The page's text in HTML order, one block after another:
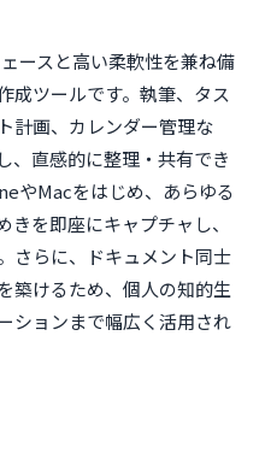
ースと高い柔軟性を兼ね備
成ツールです。執筆、タス
計画、カレンダー管理な
、直感的に整理・共有でき
やMacをはじめ、あらゆる
を即座にキャプチャし、
さらに、ドキュメント同士
築けるため、個人の知的生
ションまで幅広く活用され